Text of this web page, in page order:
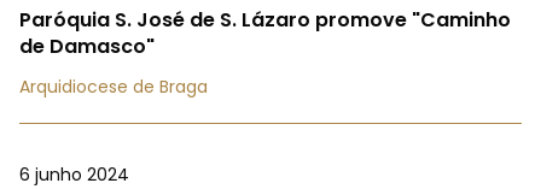
Paróquia S. José de S. Lázaro promove "Caminho
de Damasco"
Arquidiocese de Braga
6 junho 2024